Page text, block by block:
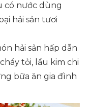
có nước dùng
hải sản tươi
hải sản hấp dẫn
tỏi, lẩu kim chi
bữa ăn gia đình